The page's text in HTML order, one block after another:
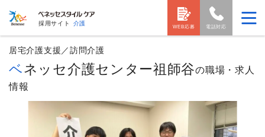
採用サイト 介護
電話対応
WEB応募
居宅介護支援／訪問介護
ベネッセ介護センター祖師谷の職場・求人
情報